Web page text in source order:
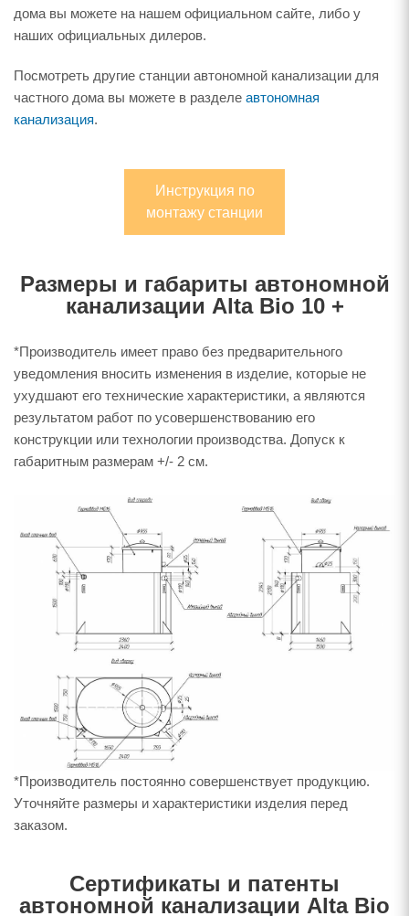
дома вы можете на нашем официальном сайте, либо у
наших официальных дилеров.
Посмотреть другие станции автономной канализации для
частного дома вы можете в разделе автономная
канализация.
Инструкция по
монтажу станции
Размеры и габариты автономной
канализации Alta Bio 10 +
*Производитель имеет право без предварительного
уведомления вносить изменения в изделие, которые не
ухудшают его технические характеристики, а являются
результатом работ по усовершенствованию его
конструкции или технологии производства. Допуск к
габаритным размерам +/- 2 см.
*Производитель постоянно совершенствует продукцию.
Уточняйте размеры и характеристики изделия перед
заказом.
Сертификаты и патенты
автономной канализации Alta Bio